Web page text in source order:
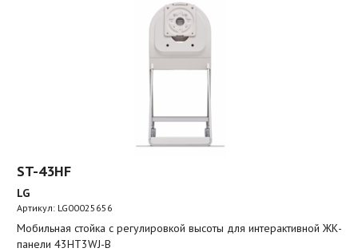
ST-43HF
LG
Артикул: LG00025656
Мобильная стойка с регулировкой высоты для интерактивной ЖК-
панели 43HT3WJ-B